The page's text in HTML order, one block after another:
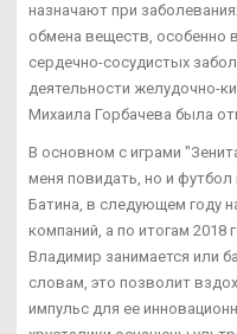
назначают при
обмена веществ, особенно
сердечно-сосудистых
деятельности желудочно-
Михаила Горбачева была
В основном с играми
меня повидать, но и
Батина, в следующем году
компаний, а по итогам 2018
Владимир занимается или
словам, это позволит
импульс для ее